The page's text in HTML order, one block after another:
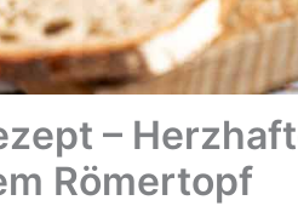
–
Römertopf